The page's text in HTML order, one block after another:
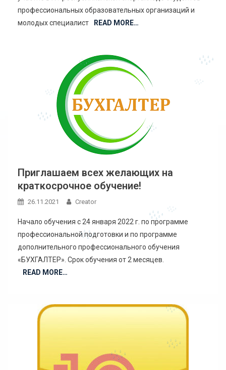
профессиональных образовательных организаций и
молодых специалист
READ MORE…
Приглашаем всех желающих на
краткосрочное обучение!
26.11.2021 Creator
Начало обучения с 24 января 2022 г. по программе
профессиональной подготовки и по программе
дополнительного профессионального обучения
«БУХГАЛТЕР». Срок обучения от 2 месяцев.
READ MORE…